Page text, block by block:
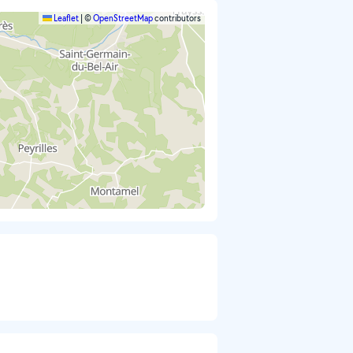
Leaflet ©OpenStreetMapcontributors